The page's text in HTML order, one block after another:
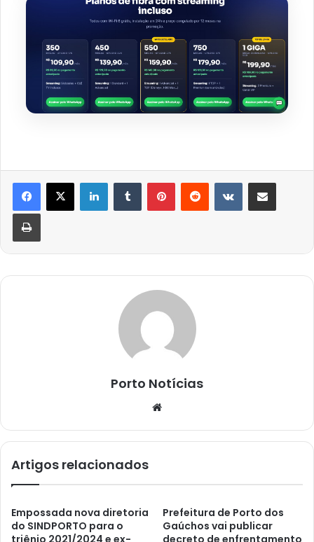
LinkedinTumblr PinterestReddit VK Compartilhar via e-mail
Imprimir
Porto Notícias
Artigos relacionados
Empossada nova diretoria
do SINDPORTO para o
Prefeitura de Porto dos
Gaúchos vai publicar